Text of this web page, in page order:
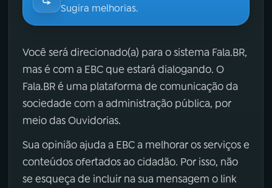
Sugira melhorias.
Você será direcionado(a) para o sistema Fala.BR,
mas é com a EBC que estará dialogando. O
Fala.BR é uma plataforma de comunicação da
sociedade com a administração pública, por
meio das Ouvidorias.
Sua opinião ajuda a EBC a melhorar os serviços e
conteúdos ofertados ao cidadão. Por isso, não
se esqueça de incluir na sua mensagem o link